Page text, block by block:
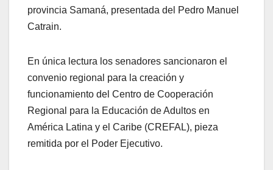
provincia Samaná, presentada del Pedro Manuel
Catrain.
En única lectura los senadores sancionaron el
convenio regional para la creación y
funcionamiento del Centro de Cooperación
Regional para la Educación de Adultos en
América Latina y el Caribe (CREFAL), pieza
remitida por el Poder Ejecutivo.